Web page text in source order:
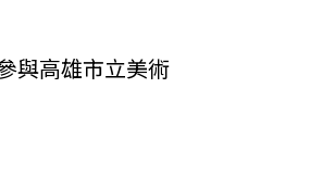
與高雄市立美術